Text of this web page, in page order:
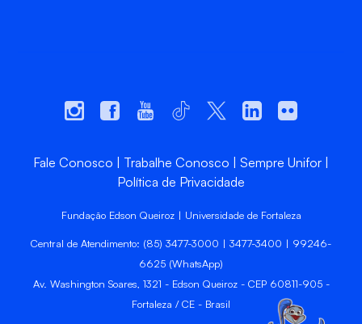
Fale Conosco Trabalhe Conosco
Sempre Unifor
Política de Privacidade
Fundação Edson Queiroz | Universidade de Fortaleza
Central de Atendimento: (85) 3477-3000 | 3477-3400 | 99246-
6625 (WhatsApp)
Av. Washington Soares, 1321 - Edson Queiroz - CEP 60811-905 -
Fortaleza / CE - Brasil